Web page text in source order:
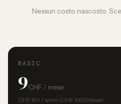
Nessun costo nascosto.
BASIC
9 CHF / mese
CHF 80 / anno (CHF 6.67/mese)